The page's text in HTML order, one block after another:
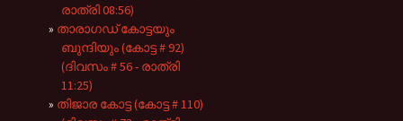
രാത്രി 08:56)
താരാഗഡ് കോട്ടയും
ബുന്ദിയും (കോട്ട # 92)
(ദിവസം # 56 - രാത്രി
11:25)
തിജാര കോട്ട (കോട്ട # 110)